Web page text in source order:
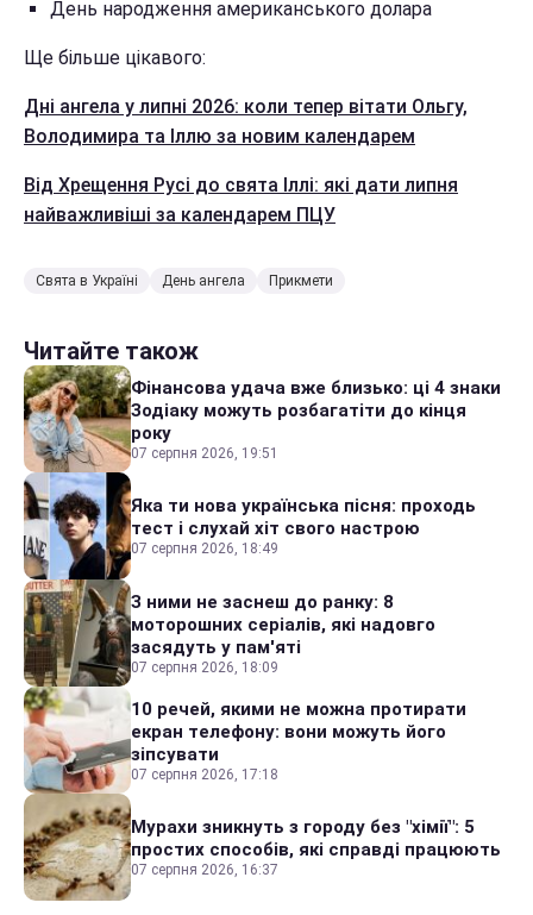
День народження американського долара
Ще більше цікавого:
Дні ангела у липні 2026: коли тепер вітати Ольгу,
Володимира та Іллю за новим календарем
Від Хрещення Русі до свята Іллі: які дати липня
найважливіші за календарем ПЦУ
Свята в Україні День ангела Прикмети
Читайте також
Фінансова удача вже близько: ці 4 знаки
Зодіаку можуть розбагатіти до кінця
року
07 серпня 2026, 19:51
Яка ти нова українська пісня: проходь
тест і слухай хіт свого настрою
07 серпня 2026, 18:49
З ними не заснеш до ранку: 8
моторошних серіалів, які надовго
засядуть у пам'яті
07 серпня 2026, 18:09
10 речей, якими не можна протирати
екран телефону: вони можуть його
зіпсувати
07 серпня 2026, 17:18
Мурахи зникнуть з городу без "хімії": 5
простих способів, які справді працюють
07 серпня 2026, 16:37